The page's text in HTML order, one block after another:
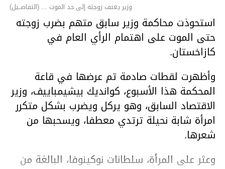
وزير يعنف زوجته إلى حد الموت ... (التفاصــيل)
استحوذت محاكمة وزير سابق متهم بضرب زوجته
حتى الموت على اهتمام الرأي العام في
كازاخستان.
وأظهرت لقطات صادمة تم عرضها في قاعة
المحكمة هذا الأسبوع، كوانديك بيشيمباييف، وزير
الاقتصاد السابق، وهو يركل ويضرب بشكل متكرر
امرأة شابة نحيلة ترتدي معطفا، ويسحبها من
شعرها.
وعثر على المرأة، سلطانات نوكينوفا، البالغة من